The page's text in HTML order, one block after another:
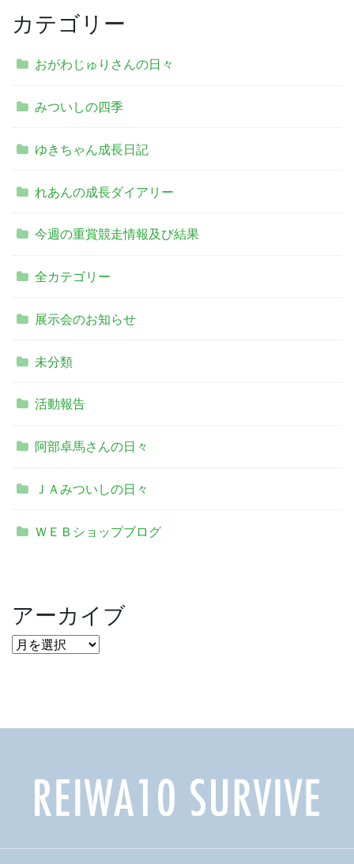
カテゴリー
おがわじゅりさんの日々
みついしの四季
ゆきちゃん成長日記
れあんの成長ダイアリー
今週の重賞競走情報及び結果
全カテゴリー
展示会のお知らせ
未分類
活動報告
阿部卓馬さんの日々
ＪＡみついしの日々
ＷＥＢショップブログ
アーカイブ
ア